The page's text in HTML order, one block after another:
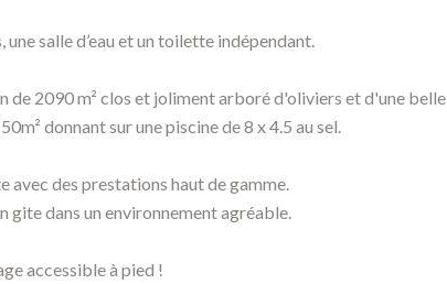
une salle d’eau et un toilette indépendant.
de 2090 m² clos et joliment arboré d'oliviers et d'une belle
donnant sur une piscine de 8 x 4.5 au sel.
avec des prestations haut de gamme.
gite dans un environnement agréable.
accessible à pied !